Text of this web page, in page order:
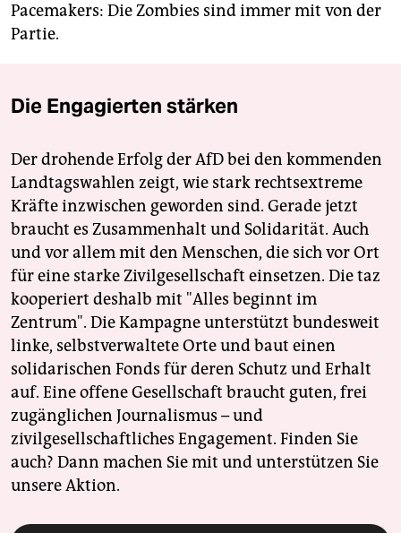
Pacemakers: Die Zombies sind immer mit von der
Partie.
Die Engagierten stärken
Der drohende Erfolg der AfD bei den kommenden
Landtagswahlen zeigt, wie stark rechtsextreme
Kräfte inzwischen geworden sind. Gerade jetzt
braucht es Zusammenhalt und Solidarität. Auch
und vor allem mit den Menschen, die sich vor Ort
für eine starke Zivilgesellschaft einsetzen. Die taz
kooperiert deshalb mit "Alles beginnt im
Zentrum". Die Kampagne unterstützt bundesweit
linke, selbstverwaltete Orte und baut einen
solidarischen Fonds für deren Schutz und Erhalt
auf. Eine offene Gesellschaft braucht guten, frei
zugänglichen Journalismus – und
zivilgesellschaftliches Engagement. Finden Sie
auch? Dann machen Sie mit und unterstützen Sie
unsere Aktion.